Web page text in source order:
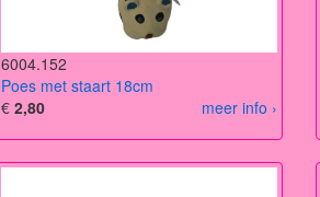
6004.152
Poes met staart 18cm
meer info ›
€ 2,80